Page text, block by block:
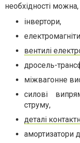
необхідності
інвертори,
вентилі
дросель-
міжвагонне
силові
струму,
деталі
амортизатори